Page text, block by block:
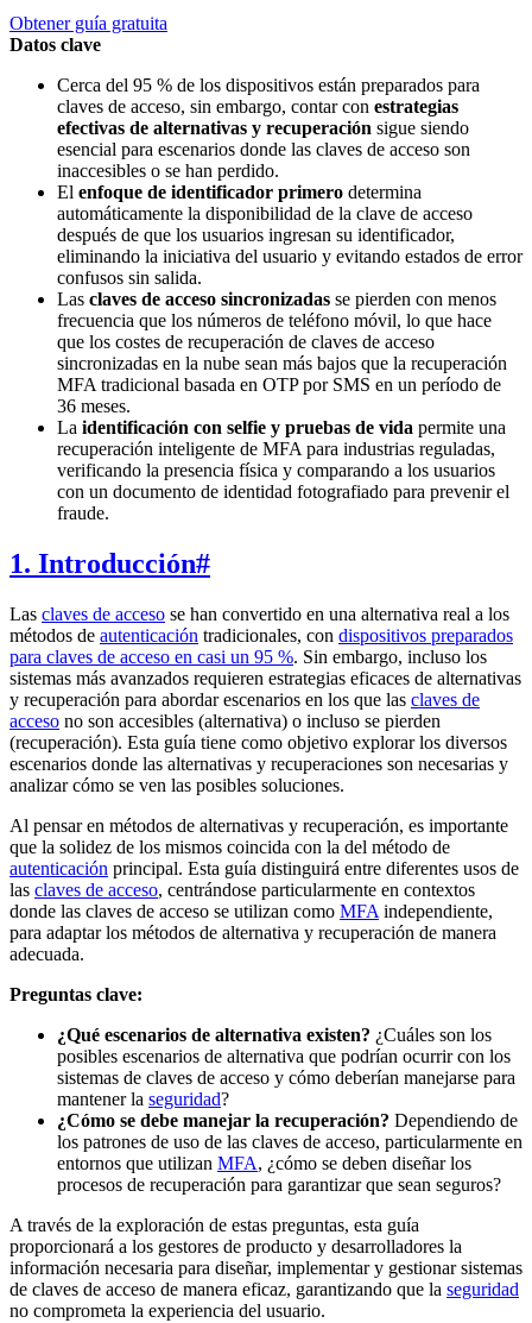
Obtener guía gratuita
Datos clave
Cerca del 95 % de los dispositivos están preparados para
claves de acceso, sin embargo, contar con estrategias
efectivas de alternativas y recuperación sigue siendo
esencial para escenarios donde las claves de acceso son
inaccesibles o se han perdido.
El enfoque de identificador primero determina
automáticamente la disponibilidad de la clave de acceso
después de que los usuarios ingresan su identificador,
eliminando la iniciativa del usuario y evitando estados de error
confusos sin salida.
Las claves de acceso sincronizadas se pierden con menos
frecuencia que los números de teléfono móvil, lo que hace
que los costes de recuperación de claves de acceso
sincronizadas en la nube sean más bajos que la recuperación
MFA tradicional basada en OTP por SMS en un período de
36 meses.
La identificación con selfie y pruebas de vida permite una
recuperación inteligente de MFA para industrias reguladas,
verificando la presencia física y comparando a los usuarios
con un documento de identidad fotografiado para prevenir el
fraude.
1. Introducción#
Las claves de acceso se han convertido en una alternativa real a los
métodos de autenticación tradicionales, con dispositivos preparados
para claves de acceso en casi un 95 %. Sin embargo, incluso los
sistemas más avanzados requieren estrategias eficaces de alternativas
y recuperación para abordar escenarios en los que las claves de
acceso no son accesibles (alternativa) o incluso se pierden
(recuperación). Esta guía tiene como objetivo explorar los diversos
escenarios donde las alternativas y recuperaciones son necesarias y
analizar cómo se ven las posibles soluciones.
Al pensar en métodos de alternativas y recuperación, es importante
que la solidez de los mismos coincida con la del método de
autenticación principal. Esta guía distinguirá entre diferentes usos de
las claves de acceso, centrándose particularmente en contextos
donde las claves de acceso se utilizan como MFA independiente,
para adaptar los métodos de alternativa y recuperación de manera
adecuada.
Preguntas clave:
¿Qué escenarios de alternativa existen? ¿Cuáles son los
posibles escenarios de alternativa que podrían ocurrir con los
sistemas de claves de acceso y cómo deberían manejarse para
mantener la seguridad?
¿Cómo se debe manejar la recuperación? Dependiendo de
los patrones de uso de las claves de acceso, particularmente en
entornos que utilizan MFA, ¿cómo se deben diseñar los
procesos de recuperación para garantizar que sean seguros?
A través de la exploración de estas preguntas, esta guía
proporcionará a los gestores de producto y desarrolladores la
información necesaria para diseñar, implementar y gestionar sistemas
de claves de acceso de manera eficaz, garantizando que la seguridad
no comprometa la experiencia del usuario.